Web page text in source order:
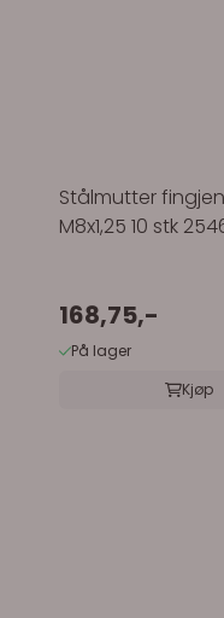
Stålmutter
M8x1,25 10 stk
168,75,-
På lager
Kjøp